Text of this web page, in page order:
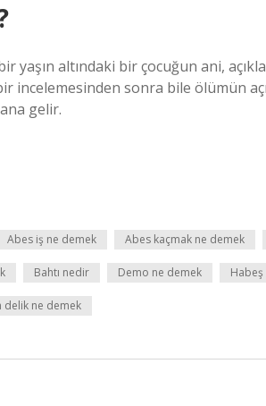
yaşın altındaki bir çocuğun ani,
incelemesinden sonra bile ölümün
gelir.
Abes iş ne demek Abes kaçmak ne demek
Bahtı nedir Demo ne demek
delik ne demek